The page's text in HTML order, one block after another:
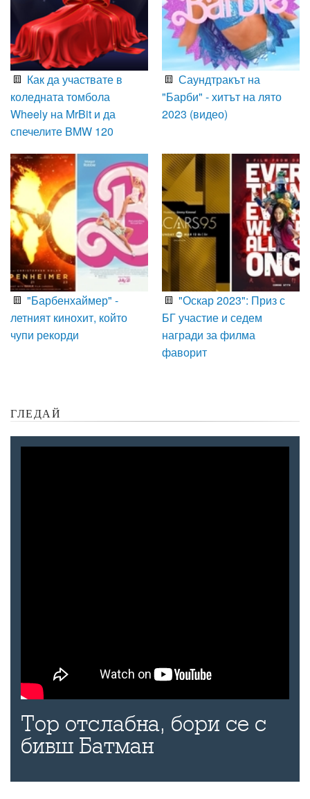
Как да участвате в
коледната томбола
Wheely на MrBit и да
спечелите BMW 120
Саундтракът на
"Барби" - хитът на лято
2023 (видео)
"Барбенхаймер" -
летният кинохит, който
чупи рекорди
"Оскар 2023": Приз с
БГ участие и седем
награди за филма
фаворит
ГЛЕДАЙ
Тор отслабна, бори се с
бивш Батман